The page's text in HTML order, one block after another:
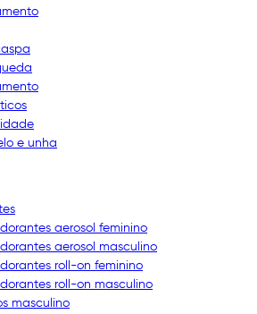
e unha
aerosol feminino
aerosol masculino
roll-on feminino
roll-on masculino
masculino